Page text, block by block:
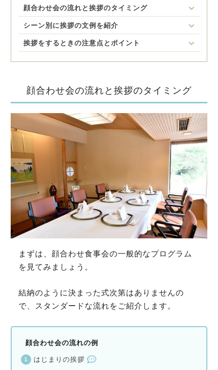
顔合わせ会の流れと挨拶のタイミング
シーン別に挨拶の文例を紹介
挨拶をするときの注意点とポイント
顔合わせ会の流れと挨拶のタイミング
まずは、顔合わせ食事会の一般的なプログラム
を見てみましょう。
結納のように決まった式次第はありませんの
で、スタンダードな流れをご紹介します。
顔合わせ会の流れの例
はじまりの挨拶